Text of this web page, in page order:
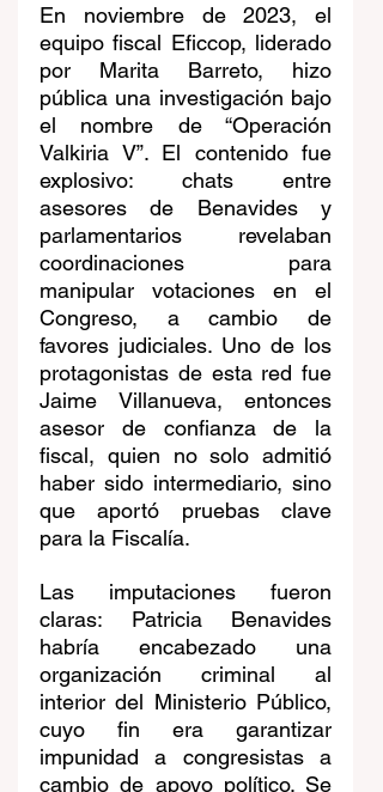
En noviembre de 2023, el
equipo fiscal Eficcop, liderado
por Marita Barreto, hizo
pública una investigación bajo
el nombre de “Operación
Valkiria V”. El contenido fue
explosivo: chats entre
asesores de Benavides y
parlamentarios revelaban
coordinaciones para
manipular votaciones en el
Congreso, a cambio de
favores judiciales. Uno de los
protagonistas de esta red fue
Jaime Villanueva, entonces
asesor de confianza de la
fiscal, quien no solo admitió
haber sido intermediario, sino
que aportó pruebas clave
para la Fiscalía.
Las imputaciones fueron
claras: Patricia Benavides
habría encabezado una
organización criminal al
interior del Ministerio Público,
cuyo fin era garantizar
impunidad a congresistas a
cambio de apoyo político. Se